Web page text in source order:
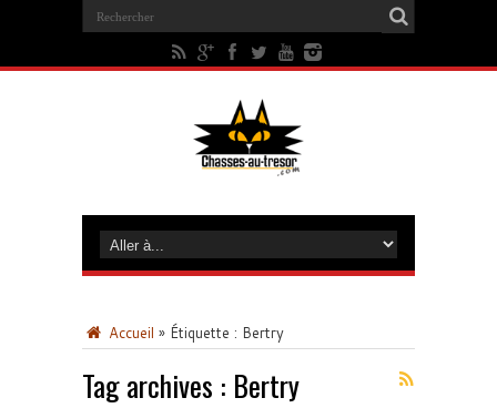
Accueil » Étiquette : Bertry
Tag archives : Bertry